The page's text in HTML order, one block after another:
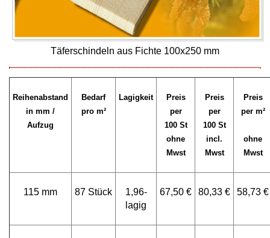
Täferschindeln aus Fichte 100x250 mm
Reihenabstand
in mm /
Aufzug
Bedarf
pro m²
Lagigkeit
Preis
per
100 St
ohne
Mwst
Preis
per
100 St
incl.
Mwst
Preis
per m²
ohne
Mwst
115 mm 87 Stück
1,96-
lagig
67,50 € 80,33 € 58,73 €